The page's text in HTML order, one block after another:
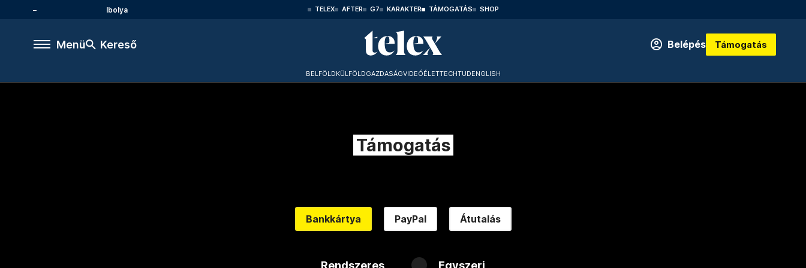
Ibolya TELEX AFTER G7 KARAKTER TÁMOGATÁS SHOP
Menü Kereső Belépés Támogatás
BELFÖLDKÜLFÖLDGAZDASÁGVIDEÓÉLETTECHTUDENGLISH
Támogatás
Bankkártya PayPal Átutalás
Rendszeres Egyszeri